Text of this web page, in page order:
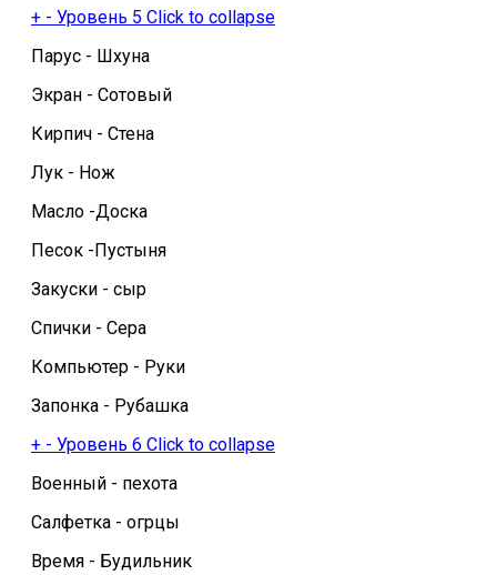
+ - Уровень 5 Click to collapse
Парус - Шхуна
Экран - Сотовый
Кирпич - Стена
Лук - Нож
Масло -Доска
Песок -Пустыня
Закуски - сыр
Спички - Сера
Компьютер - Руки
Запонка - Рубашка
+ - Уровень 6 Click to collapse
Военный - пехота
Салфетка - огрцы
Время - Будильник